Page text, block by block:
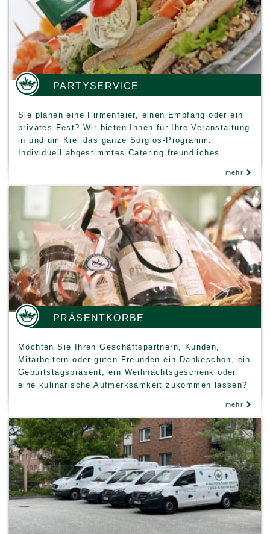
PARTYSERVICE
Sie planen eine Firmenfeier, einen Empfang oder ein
privates Fest? Wir bieten Ihnen für Ihre Veranstaltung
in und um Kiel das ganze Sorglos-Programm:
Individuell abgestimmtes Catering freundliches
mehr
PRÄSENTKÖRBE
Möchten Sie Ihren Geschäftspartnern, Kunden,
Mitarbeitern oder guten Freunden ein Dankeschön, ein
Geburtstagspräsent, ein Weihnachtsgeschenk oder
eine kulinarische Aufmerksamkeit zukommen lassen?
Auswahl an Delikatessen – eventuell nach Thema…
mehr